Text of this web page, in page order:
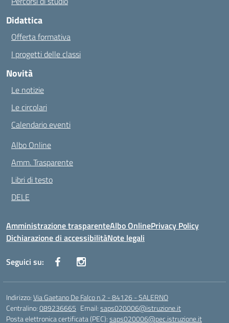
Didattica
Offerta formativa
I progetti delle classi
Novità
Le notizie
Le circolari
Calendario eventi
Albo Online
Amm. Trasparente
Libri di testo
DELE
Amministrazione trasparenteAlbo OnlinePrivacy Policy
Dichiarazione di accessibilitàNote legali
Seguici su:
Indirizzo:Via Gaetano De Falco n.2 - 84126 - SALERNO
Centralino:089236665 Email:saps020006@istruzione.it
Posta elettronica certificata (PEC):saps020006@pec.istruzione.it